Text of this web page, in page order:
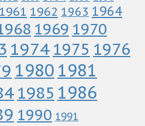
1961 1962 1963 1964
1969 1970
1974 1975 1976
1980 1981
1985 1986
1990 1991